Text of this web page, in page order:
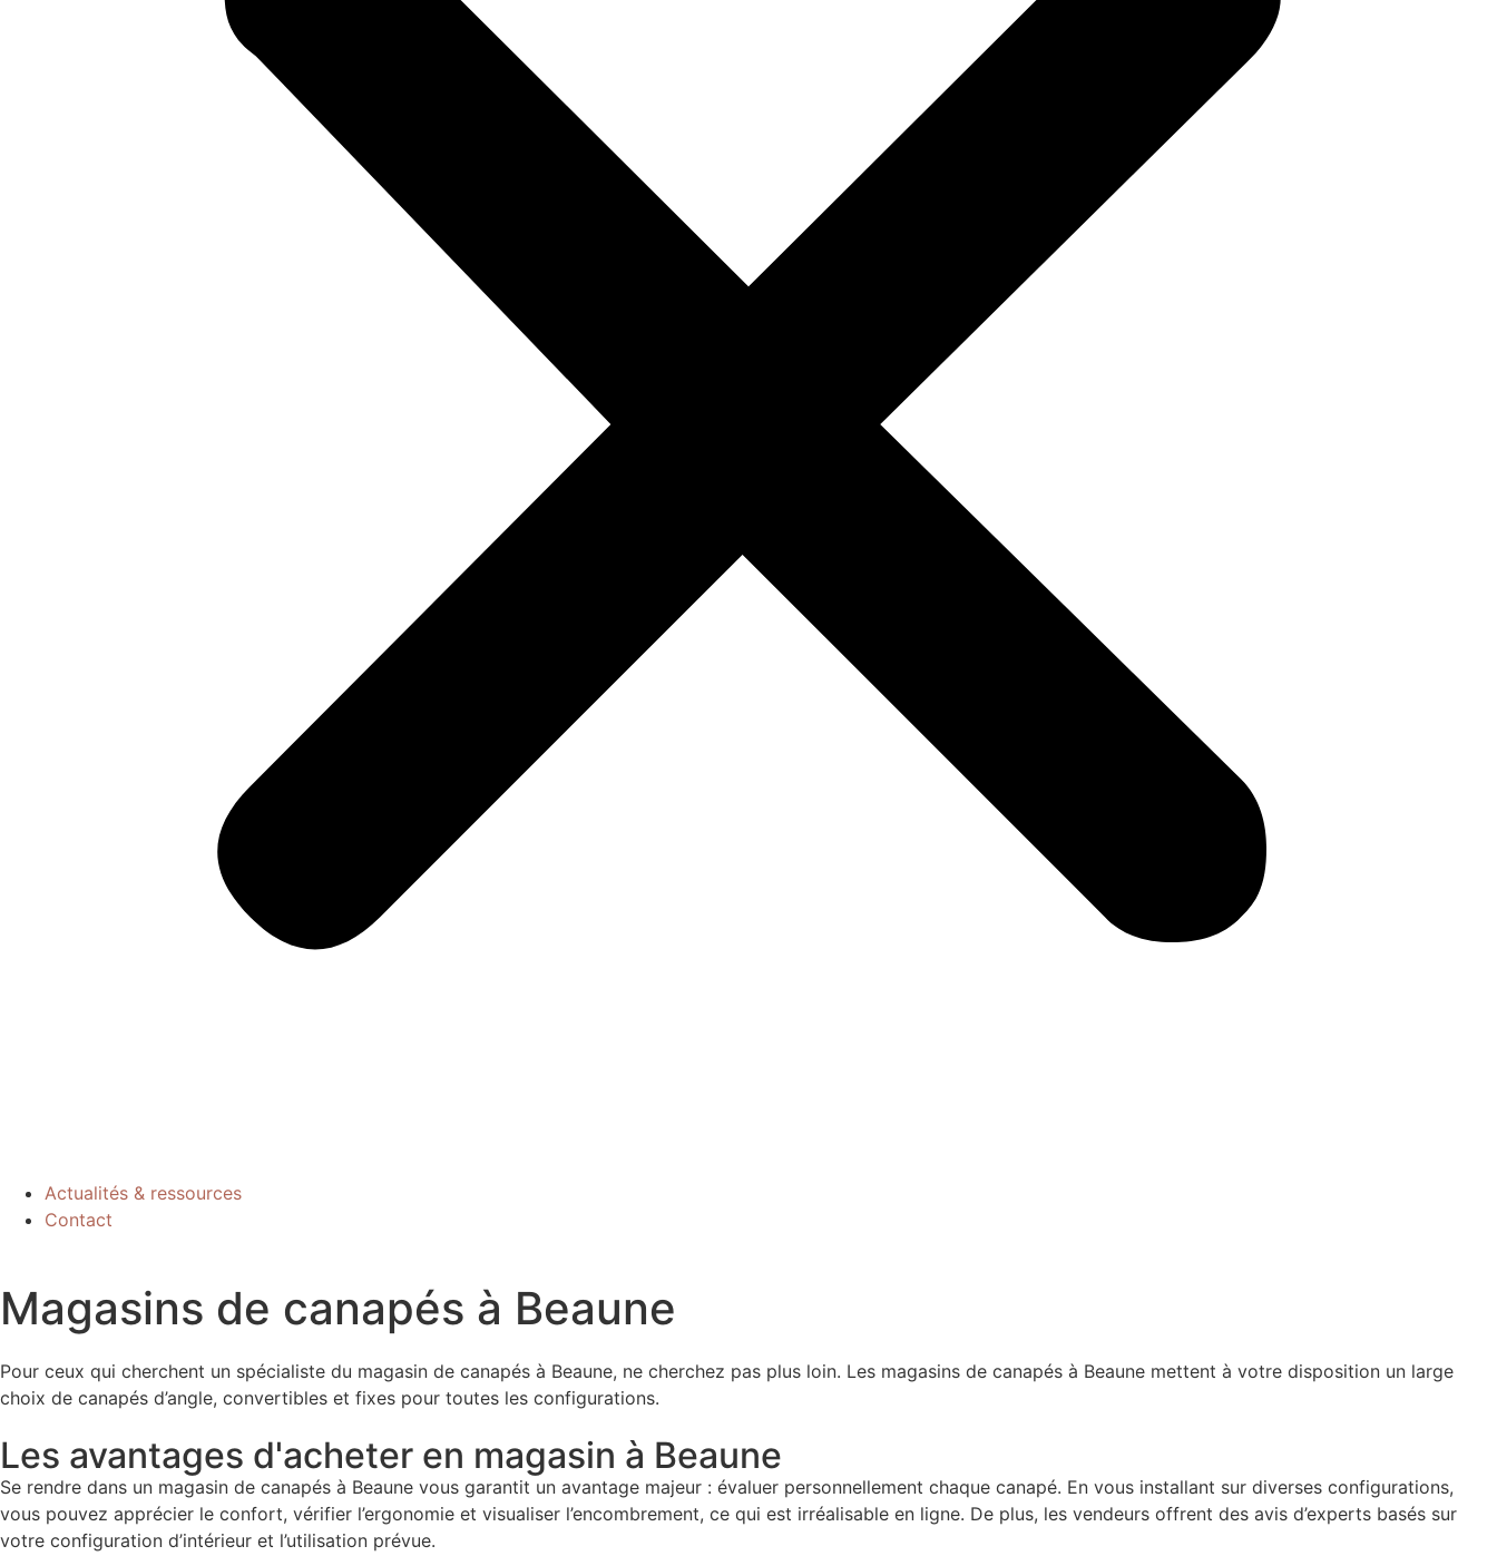
Actualités & ressources
Contact
Magasins de canapés à Beaune
Pour ceux qui cherchent un spécialiste du magasin de canapés à Beaune, ne cherchez pas plus loin. Les magasins de canapés à Beaune mettent à votre disposition un large
choix de canapés d’angle, convertibles et fixes pour toutes les configurations.
Les avantages d'acheter en magasin à Beaune
Se rendre dans un magasin de canapés à Beaune vous garantit un avantage majeur : évaluer personnellement chaque canapé. En vous installant sur diverses configurations,
vous pouvez apprécier le confort, vérifier l’ergonomie et visualiser l’encombrement, ce qui est irréalisable en ligne. De plus, les vendeurs offrent des avis d’experts basés sur
votre configuration d’intérieur et l’utilisation prévue.